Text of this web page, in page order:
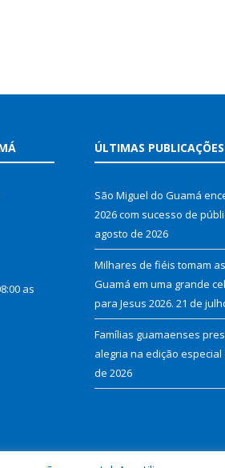
as
ÚLTIMAS PUBLICAÇÕES
São Miguel do Guamá
2026 com sucesso de
agosto de 2026
Milhares de fiéis tomam
Guamá em uma grande
para Jesus 2026. 21 de
Famílias guamaenses
alegria na edição especial
de 2026